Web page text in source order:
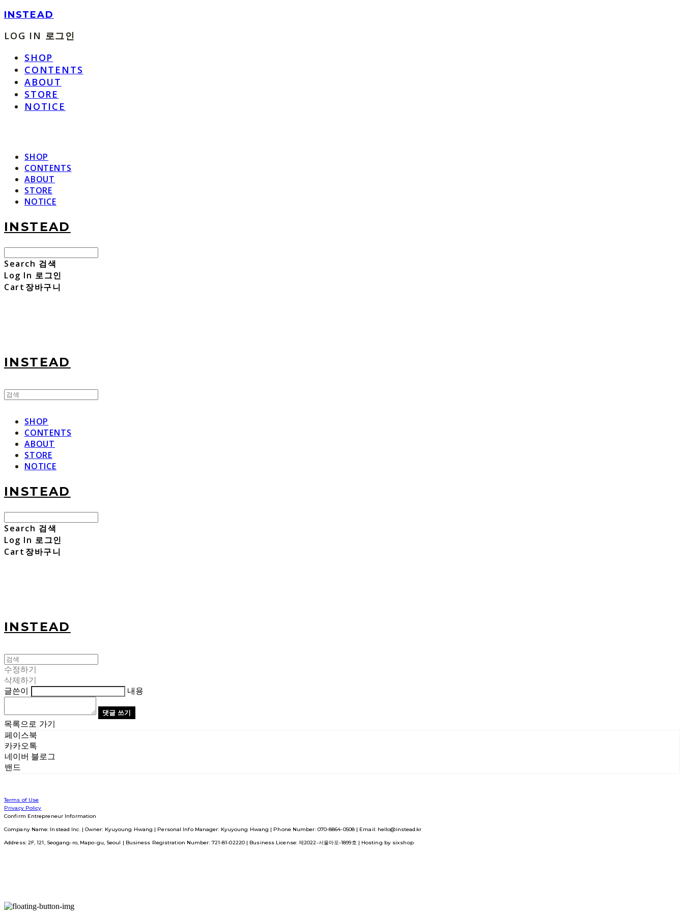
INSTEAD
LOG IN 로그인
SHOP
CONTENTS
ABOUT
STORE
NOTICE
SHOP
CONTENTS
ABOUT
STORE
NOTICE
INSTEAD
Search 검색
Log In 로그인
Cart 장바구니
INSTEAD
SHOP
CONTENTS
ABOUT
STORE
NOTICE
INSTEAD
Search 검색
Log In 로그인
Cart 장바구니
INSTEAD
수정하기
삭제하기
글쓴이
내용
댓글 쓰기
목록으로 가기
페이스북
카카오톡
네이버 블로그
밴드
Terms of Use
Privacy Policy
Confirm Entrepreneur Information
Company Name: Instead Inc. | Owner: Kyuyoung Hwang | Personal Info Manager: Kyuyoung Hwang | Phone Number: 070-8864-0508 | Email: hello@instead.kr
Address: 2F, 121, Seogang-ro, Mapo-gu, Seoul | Business Registration Number: 721-81-02220| Business License:제2022-서울마포-1899호 | Hosting by sixshop